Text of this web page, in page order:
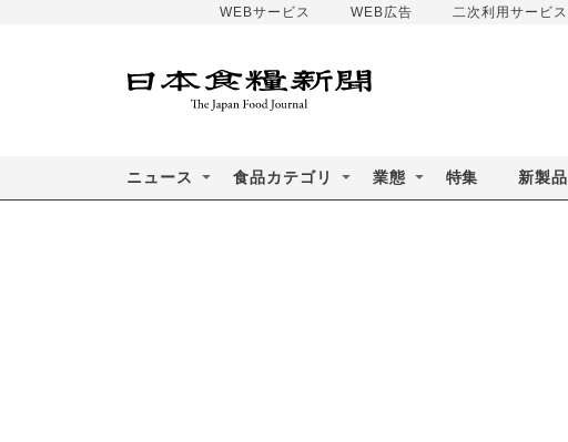
WEBサービス WEB広告 二次利用サービス
ニュース 食品カテゴリ 業態 特集 新製品